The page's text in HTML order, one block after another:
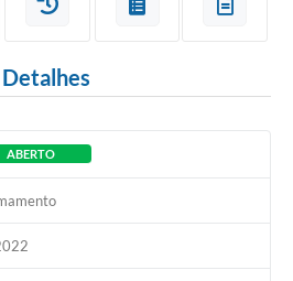
Detalhes
ABERTO